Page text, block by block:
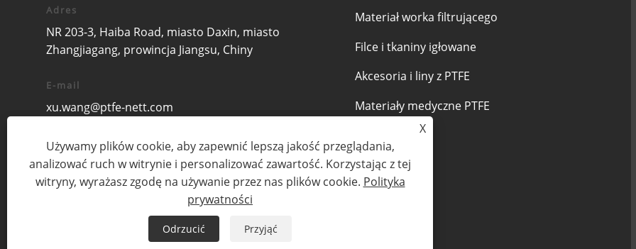
Adres
NR 203-3, Haiba Road, miasto Daxin, miasto
Zhangjiagang, prowincja Jiangsu, Chiny
E-mail
xu.wang@ptfe-nett.com
Materiał worka filtrującego
Filce i tkaniny igłowane
Akcesoria i liny z PTFE
Materiały medyczne PTFE
X
Używamy plików cookie, aby zapewnić lepszą jakość przeglądania,
analizować ruch w witrynie i personalizować zawartość. Korzystając z tej
witryny, wyrażasz zgodę na używanie przez nas plików cookie. Polityka
prywatności
Odrzucić Przyjąć